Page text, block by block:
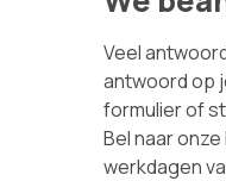
Veel
antwoord op
formulier of
Bel naar
werkdagen